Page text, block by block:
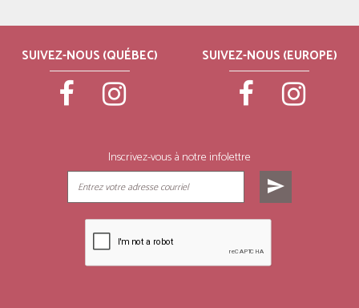
SUIVEZ-NOUS (QUÉBEC) SUIVEZ-NOUS (EUROPE)
Inscrivez-vous à notre infolettre
send